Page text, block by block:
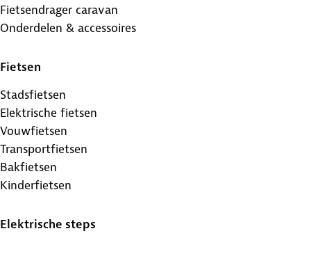
Fietsendrager caravan
Onderdelen & accessoires
Fietsen
Stadsfietsen
Elektrische fietsen
Vouwfietsen
Transportfietsen
Bakfietsen
Kinderfietsen
Elektrische steps